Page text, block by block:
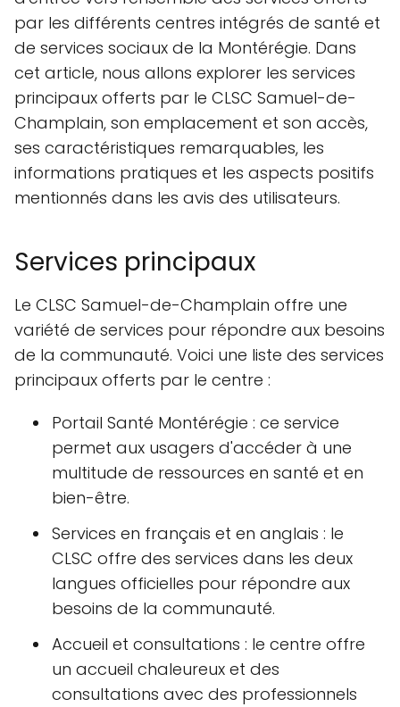
par les différents centres intégrés de santé et
de services sociaux de la Montérégie. Dans
cet article, nous allons explorer les services
principaux offerts par le CLSC Samuel-de-
Champlain, son emplacement et son accès,
ses caractéristiques remarquables, les
informations pratiques et les aspects positifs
mentionnés dans les avis des utilisateurs.
Services principaux
Le CLSC Samuel-de-Champlain offre une
variété de services pour répondre aux besoins
de la communauté. Voici une liste des services
principaux offerts par le centre :
Portail Santé Montérégie : ce service
permet aux usagers d'accéder à une
multitude de ressources en santé et en
bien-être.
Services en français et en anglais : le
CLSC offre des services dans les deux
langues officielles pour répondre aux
besoins de la communauté.
Accueil et consultations : le centre offre
un accueil chaleureux et des
consultations avec des professionnels